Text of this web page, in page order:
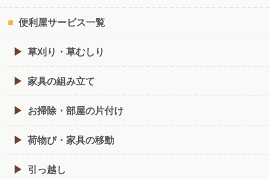
便利屋サービス一覧
草刈り・草むしり
家具の組み立て
お掃除・部屋の片付け
荷物び・家具の移動
引っ越し